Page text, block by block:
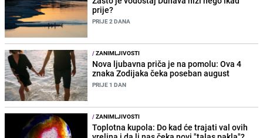
prije?
PRIJE 2 DANA
/ZANIMLJIVOSTI
Nova ljubavna priča je na pomolu: Ova 4
znaka Zodijaka čeka poseban august
PRIJE 1 DAN
/ZANIMLJIVOSTI
Toplotna kupola: Do kad će trajati val ovih